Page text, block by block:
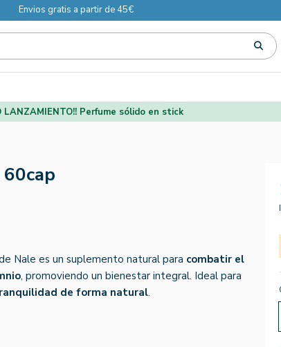
Envios gratis a partir de 45€
LANZAMIENTO!! Perfume sólido en stick
Nale es un suplemento natural para combatir el
, promoviendo un bienestar integral. Ideal para
de forma natural.